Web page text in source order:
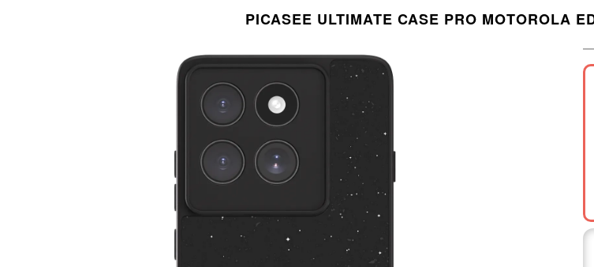
PICASEE ULTIMATE CASE PRO MOTOROLA